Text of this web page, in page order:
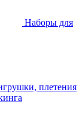
Наборы для
плетения